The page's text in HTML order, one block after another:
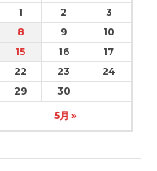
5月 »
1 2
3
8 9
10
15 16
17
22 23
24
29 30